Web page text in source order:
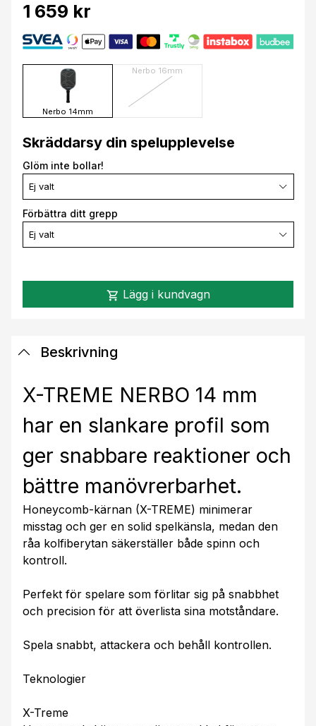
1 659 kr
Nerbo 14mm
Nerbo 16mm
Skräddarsy din spelupplevelse
Glöm inte bollar!
Ej valt
Förbättra ditt grepp
Ej valt
shopping_cart Lägg i kundvagn
Beskrivning
X-TREME NERBO 14 mm
har en slankare profil som
ger snabbare reaktioner och
bättre manövrerbarhet.
Honeycomb-kärnan (X-TREME) minimerar
misstag och ger en solid spelkänsla, medan den
råa kolfiberytan säkerställer både spinn och
kontroll.
Perfekt för spelare som förlitar sig på snabbhet
och precision för att överlista sina motståndare.
Spela snabbt, attackera och behåll kontrollen.
Teknologier
X-Treme